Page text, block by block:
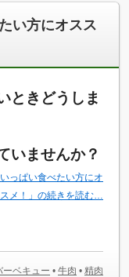
い方にオスス
ときどうしま
いませんか？
っぱい食べたい方にオ
メ！」の続きを読む…
ーベキュー • 牛肉 • 精肉